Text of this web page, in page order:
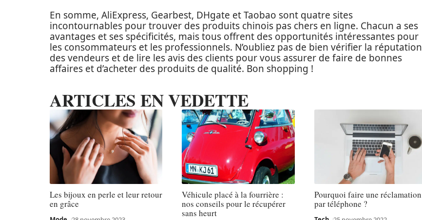
En somme, AliExpress, Gearbest, DHgate et Taobao sont quatre sites
incontournables pour trouver des produits chinois pas chers en ligne. Chacun a ses
avantages et ses spécificités, mais tous offrent des opportunités intéressantes pour
les consommateurs et les professionnels. N’oubliez pas de bien vérifier la réputation
des vendeurs et de lire les avis des clients pour vous assurer de faire de bonnes
affaires et d’acheter des produits de qualité. Bon shopping !
ARTICLES EN VEDETTE
Les bijoux en perle et leur retour
en grâce
Véhicule placé à la fourrière :
nos conseils pour le récupérer
sans heurt
Pourquoi faire une réclamation
par téléphone ?